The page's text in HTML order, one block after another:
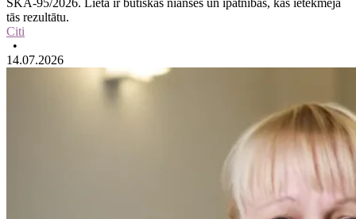
SKA-95/2026. Lietā ir būtiskas nianses un īpatnības, kas ietekmēja
tās rezultātu.
Citi
•
14.07.2026